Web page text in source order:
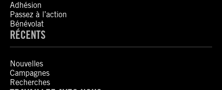
Adhésion
Passez à l’action
Bénévolat
RÉCENTS
Nouvelles
Campagnes
Recherches